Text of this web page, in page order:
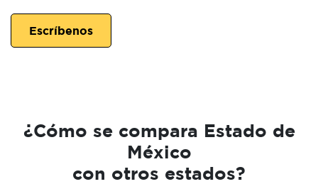
Escríbenos
¿Cómo se compara Estado de
México
con otros estados?